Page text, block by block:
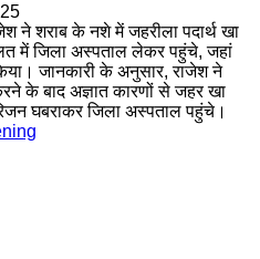
ने शराब के नशे में जहरीला पदार्थ खा
में जिला अस्पताल लेकर पहुंचे, जहां
जानकारी के अनुसार, राजेश ने
के बाद अज्ञात कारणों से जहर खा
घबराकर जिला अस्पताल पहुंचे।